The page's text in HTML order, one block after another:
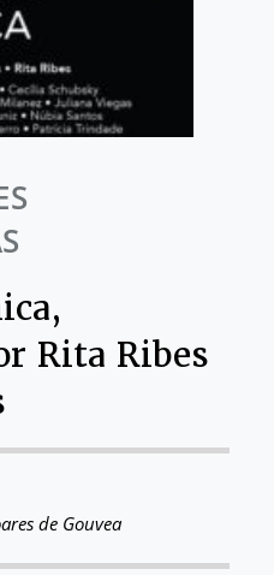
Rita Ribes
de Gouvea